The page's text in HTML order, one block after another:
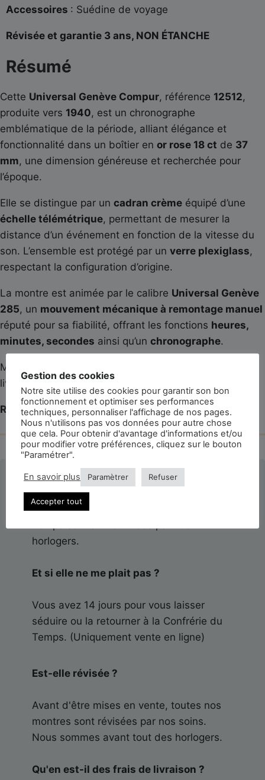
Accessoires : Suédine de voyage
Révisée et garantie 3 ans, NON ÉTANCHE
Résumé
Cette Universal Genève Compur, référence 12512,
produite vers 1940, est un chronographe
emblématique de la période, alliant élégance et
fonctionnalité dans un boîtier en or rose 18 ct de 37
mm, une dimension généreuse et recherchée pour
l’époque.
Elle se distingue par un cadran crème équipé d’une
échelle télémétrique, permettant de mesurer la
distance d’un événement en fonction de la vitesse du
son. L’ensemble est protégé par un verre plexiglass,
respectant la configuration d’origine.
La montre est animée par le calibre Universal Genève
285, un mouvement mécanique à remontage manuel
réputé pour sa fiabilité, offrant les fonctions heures,
minutes, secondes ainsi qu’un chronographe.
Montée sur un
livrée avec sasuédine de voyage
Révisée et garantie 3 ans – NON ÉTANCHE.
La montre est-elle authentifiée ?
Toutes les montres de la Confrérie du
horlogers.
Et si elle ne me plait pas ?
Vous avez 14 jours pour vous laisser
séduire ou la retourner à la Confrérie du
Temps. (Uniquement vente en ligne)
Est-elle révisée ?
Avant d'être mises en vente, toutes nos
montres sont révisées par nos soins.
Nous sommes avant tout des horlogers.
Qu'en est-il des frais de livraison ?
Gestion des cookies
Notre site utilise des cookies pour garantir son bon
fonctionnement et optimiser ses performances
techniques, personnaliser l'affichage de nos pages.
Nous n'utilisons pas vos données pour autre chose
que cela. Pour obtenir d'avantage d'informations et/ou
pour modifier votre préférences, cliquez sur le bouton
"Paramétrer".
En savoir plus Paramètrer Refuser
Accepter tout